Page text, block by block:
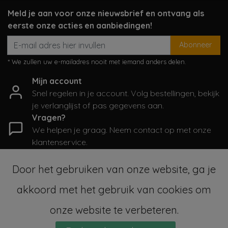
Meld je aan voor onze nieuwsbrief en ontvang als
eerste onze acties en aanbiedingen!
Abonneer
* We zullen uw e-mailadres nooit met iemand anders delen.
Mijn account
Snel regelen in je account. Volg bestellingen, bekijk
je verlanglijst of pas gegevens aan.
Vragen?
We helpen je graag. Neem contact op met onze
klantenservice.
Informatie
Categorieën
Door het gebruiken van onze website, ga je
akkoord met het gebruik van cookies om
onze website te verbeteren.